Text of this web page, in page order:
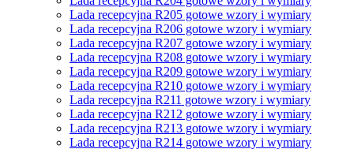
Lada recepcyjna R205 gotowe wzory i wymiary
Lada recepcyjna R206 gotowe wzory i wymiary
Lada recepcyjna R207 gotowe wzory i wymiary
Lada recepcyjna R208 gotowe wzory i wymiary
Lada recepcyjna R209 gotowe wzory i wymiary
Lada recepcyjna R210 gotowe wzory i wymiary
Lada recepcyjna R211 gotowe wzory i wymiary
Lada recepcyjna R212 gotowe wzory i wymiary
Lada recepcyjna R213 gotowe wzory i wymiary
Lada recepcyjna R214 gotowe wzory i wymiary